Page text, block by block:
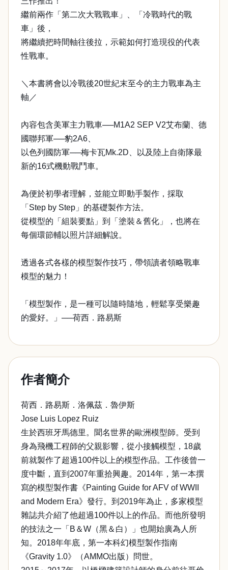
繼前兩作「第二次大戰戰車」、「冷戰時代的戰
車」後，
將繼續把時間軸往後拉，示範如何打造現役的代表
性戰車。
＼本書將會以冷戰後20世紀末至今的主力戰車為主
軸／
內容包含美軍主力戰車──M1A2 SEP V2艾布蘭、德
國聯邦軍──豹2A6、
以色列國防軍──梅卡瓦Mk.2D、以及陸上自衛隊最
新的16式機動戰鬥車。
為便於初學者理解，並能立即動手製作，採取
「Step by Step」的基礎製作方法。
從模型的「組裝要點」到「塗裝＆舊化」，也將在
每個環節輔以照片詳細解說。
透過各式各樣的模型製作技巧，帶領讀者領略戰車
模型的魅力！
「模型製作，是一種可以隨時隨地，輕鬆享受樂趣
的愛好。」──荷西．路易斯
作者簡介
荷西．路易斯．洛佩茲．魯伊斯
Jose Luis Lopez Ruiz
生於西班牙馬德里。聞名世界的歐洲模型師。受到
身為飛機工程師的父親影響，從小接觸模型，18歲
前就製作了超過100件以上的模型作品。工作後曾一
度中斷，直到2007年重拾興趣。2014年，第一本撰
寫的模型製作書《Painting Guide for AFV of WWII
and Modern Era》發行。到2019年為止，多家模型
雜誌共介紹了他超過100件以上的作品。而他所發明
的技法之一「B＆W（黑＆白）」也開始廣為人所
知。2018年年底，第一本科幻模型製作指南
《Gravity 1.0》（AMMO出版）問世。